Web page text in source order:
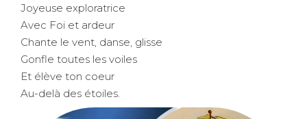
Joyeuse exploratrice
Avec Foi et ardeur
Chante le vent, danse, glisse
Gonfle toutes les voiles
Et élève ton coeur
Au-delà des étoiles.